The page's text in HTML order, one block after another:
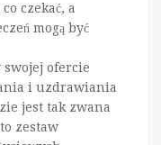
czekać, a
mogą być
ofercie
i uzdrawiania
jest tak zwana
zestaw